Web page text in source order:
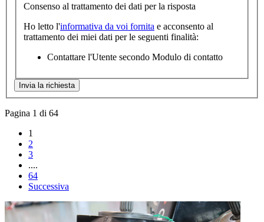
Consenso al trattamento dei dati per la risposta
Ho letto l'informativa da voi fornita e acconsento al
trattamento dei miei dati per le seguenti finalità:
Contattare l'Utente secondo Modulo di contatto
Pagina 1 di 64
1
2
3
....
64
Successiva